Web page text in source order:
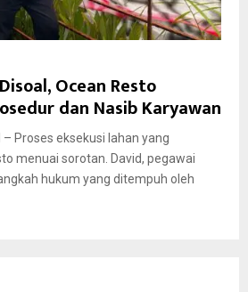
Ocean Resto
dan Nasib Karyawan
Proses eksekusi lahan yang
menuai sorotan. David, pegawai
hukum yang ditempuh oleh